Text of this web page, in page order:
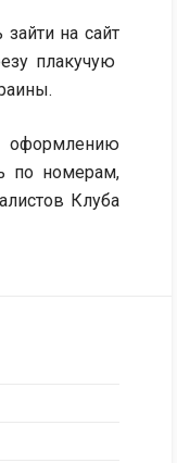
на сайт
плакучую
оформлению
по номерам,
Клуба